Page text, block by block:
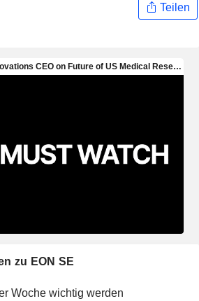
Teilen
zu EON SE
Woche wichtig werden